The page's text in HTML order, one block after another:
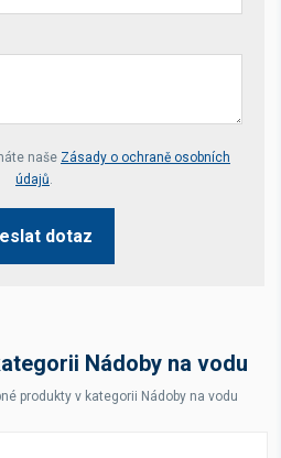
naše Zásady o ochraně osobních
údajů.
dotaz
Nádoby na vodu
produkty v kategorii Nádoby na vodu